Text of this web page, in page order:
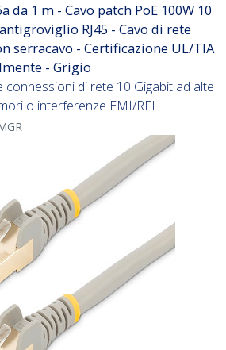
da 1 m - Cavo patch PoE 100W 10
RJ45 - Cavo di rete
serracavo - Certificazione UL/TIA
- Grigio
connessioni di rete 10 Gigabit ad alte
o interferenze EMI/RFI